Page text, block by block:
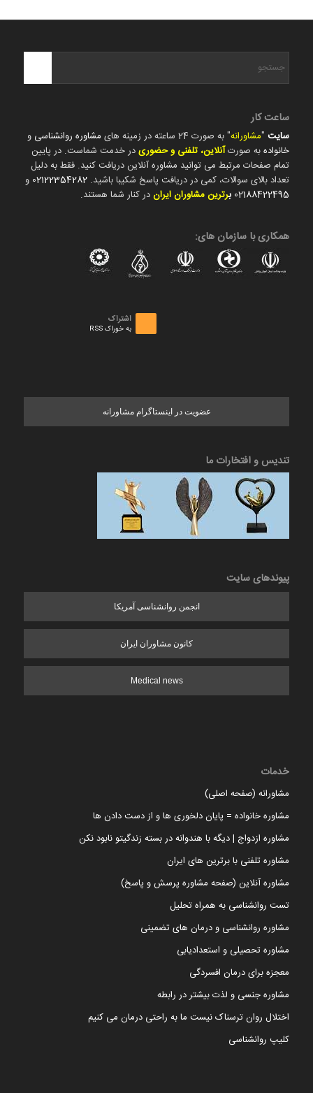
ساعت کار
سایت"مشاورانه" به صورت 24 ساعته در زمینه های مشاوره روانشناسی و
خانوادهبه صورتآنلاین، تلفنی و حضوریدر خدمت شماست. در پایین
تمام صفحات مرتبط می توانید مشاوره آنلاین دریافت کنید. فقط به دلیل
تعداد بالای سوالات، کمی در دریافت پاسخ شکیبا باشید. 02122354282 و
02188422495 برترین مشاوران ایراندر کنار شما هستند.
همکاری با سازمان های:
اشتراک
به خوراک RSS
عضویت در اینستاگرام مشاورانه
تندیس و افتخارات ما
پیوندهای سایت
انجمن روانشناسی آمریکا
کانون مشاوران ایران
Medical news
خدمات
مشاورانه (صفحه اصلی)
مشاوره خانواده = پایان دلخوری ها و از دست دادن ها
مشاوره ازدواج | دیگه با هندوانه در بسته زندگیتو نابود نکن
مشاوره تلفنی با برترین های ایران
مشاوره آنلاین (صفحه مشاوره پرسش و پاسخ)
تست روانشناسی به همراه تحلیل
مشاوره روانشناسی و درمان های تضمینی
مشاوره تحصیلی و استعدادیابی
معجزه برای درمان افسردگی
مشاوره جنسی و لذت بیشتر در رابطه
اختلال روان ترسناک نیست ما به راحتی درمان می کنیم
کلیپ روانشناسی